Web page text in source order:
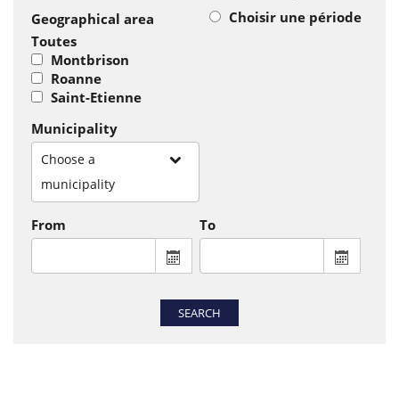
Geographical area
Toutes
Montbrison
Roanne
Saint-Etienne
Municipality
Choose a
municipality
Choisir une période
From
From : display the calendar to
To
To :
SEARCH